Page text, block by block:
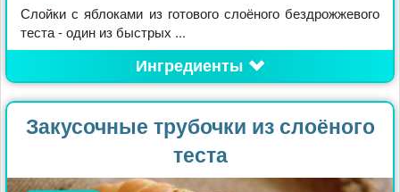
Слойки с яблоками из готового слоёного бездрожжевого
теста - один из быстрых ...
Ингредиенты
Закусочные трубочки из слоёного
теста